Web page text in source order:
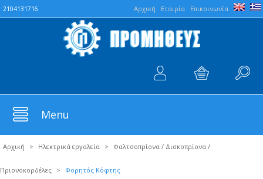
Aρχική Εταιρία Επικοινωνία
2104131716
Menu
Αρχική > Ηλεκτρικά εργαλεία > Φαλτσοπρίονα / Δισκοπρίονα /
Πριονοκορδέλες > Φορητός Κόφτης